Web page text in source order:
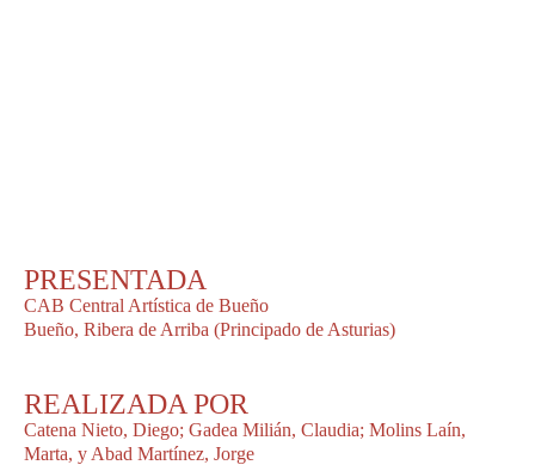
PRESENTADA
CAB Central Artística de Bueño
Bueño, Ribera de Arriba (Principado de Asturias)
REALIZADA POR
Catena Nieto, Diego; Gadea Milián, Claudia; Molins Laín,
Marta, y Abad Martínez, Jorge